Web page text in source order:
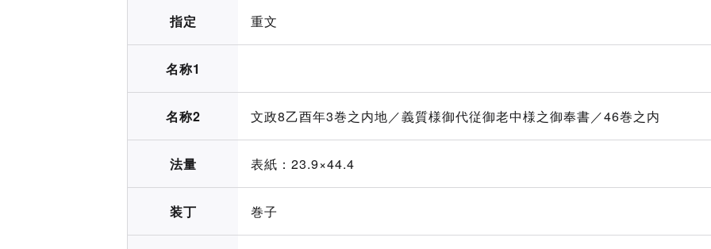
指定 重文
名称1
名称2 文政8乙酉年3巻之内地／義質様御代従御老中様之御奉書／46巻之内
法量 表紙：23.9×44.4
装丁 巻子